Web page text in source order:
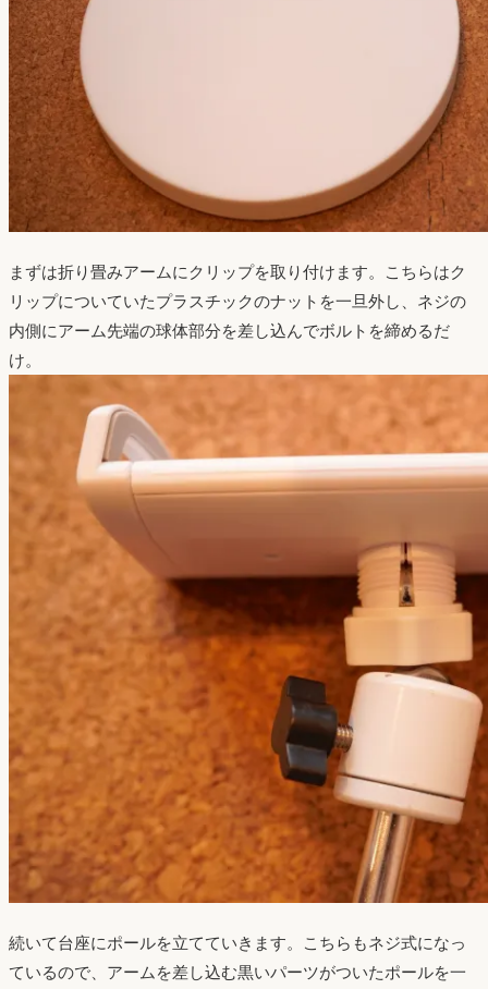
まずは折り畳みアームにクリップを取り付けます。こちらはク
リップについていたプラスチックのナットを一旦外し、ネジの
内側にアーム先端の球体部分を差し込んでボルトを締めるだ
け。
続いて台座にポールを立てていきます。こちらもネジ式になっ
ているので、アームを差し込む黒いパーツがついたポールを一